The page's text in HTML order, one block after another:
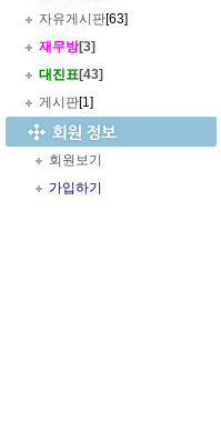
자유게시판[63]
재무방[3]
대진표[43]
게시판[1]
회원보기
가입하기